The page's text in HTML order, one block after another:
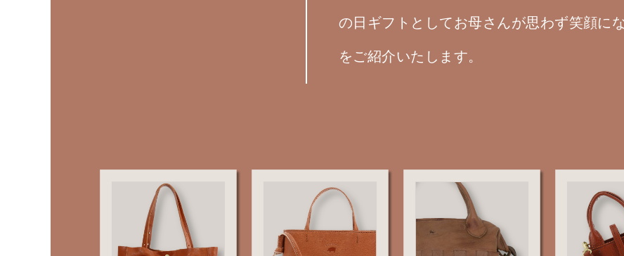
の日ギフトとしてお母さんが思わず笑顔に
をご紹介いたします。